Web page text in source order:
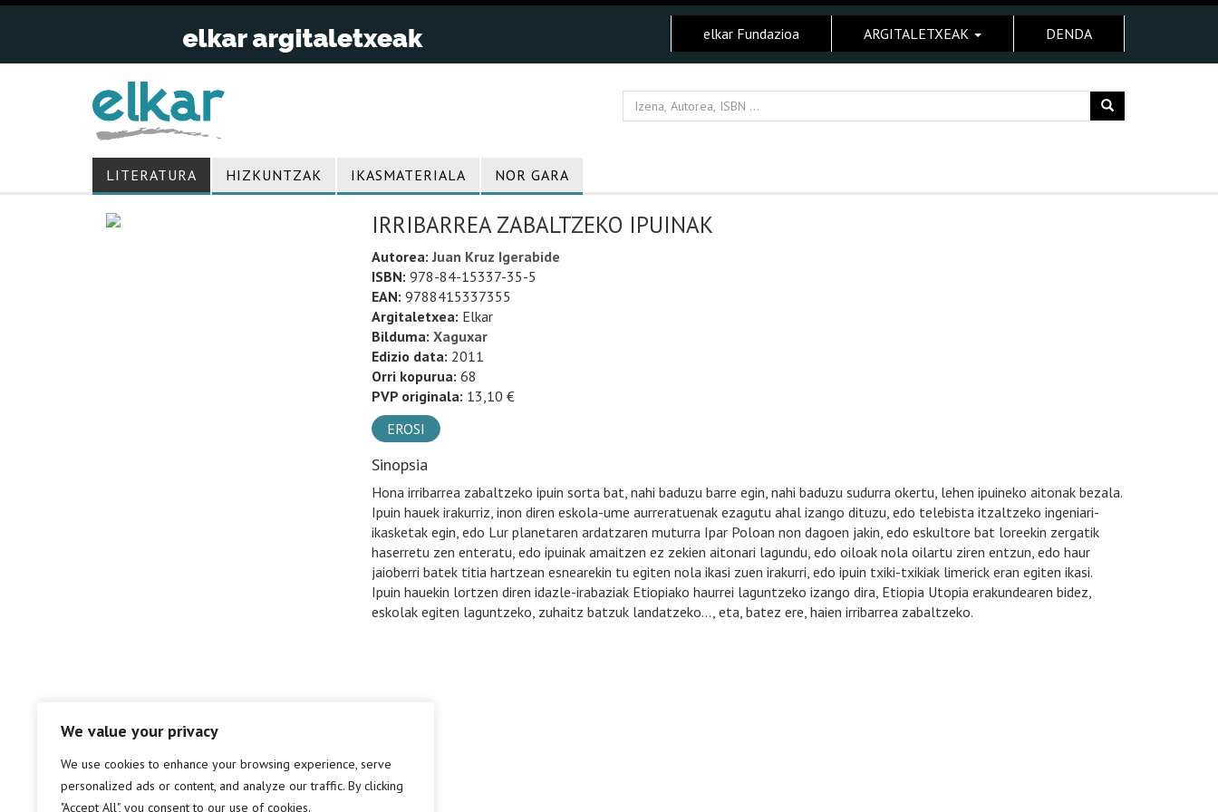
We value your privacy
We use cookies to enhance your browsing experience, serve
personalized ads or content, and analyze our traffic. By clicking
"Accept All", you consent to our use of cookies.
elkar Fundazioa ARGITALETXEAK DENDA
LITERATURA HIZKUNTZAK IKASMATERIALA NOR GARA
IRRIBARREA ZABALTZEKO IPUINAK
Autorea:Juan Kruz Igerabide
ISBN: 978-84-15337-35-5
EAN: 9788415337355
Argitaletxea: Elkar
Bilduma: Xaguxar
Edizio data: 2011
Orri kopurua: 68
PVP originala: 13,10 €
EROSI
Sinopsia
Hona irribarrea zabaltzeko ipuin sorta bat, nahi baduzu barre egin, nahi baduzu sudurra okertu, lehen ipuineko aitonak bezala.
Ipuin hauek irakurriz, inon diren eskola-ume aurreratuenak ezagutu ahal izango dituzu, edo telebista itzaltzeko ingeniari-
ikasketak egin, edo Lur planetaren ardatzaren muturra Ipar Poloan non dagoen jakin, edo eskultore bat loreekin zergatik
haserretu zen enteratu, edo ipuinak amaitzen ez zekien aitonari lagundu, edo oiloak nola oilartu ziren entzun, edo haur
jaioberri batek titia hartzean esnearekin tu egiten nola ikasi zuen irakurri, edo ipuin txiki-txikiak limerick eran egiten ikasi.
Ipuin hauekin lortzen diren idazle-irabaziak Etiopiako haurrei laguntzeko izango dira, Etiopia Utopia erakundearen bidez,
eskolak egiten laguntzeko, zuhaitz batzuk landatzeko…, eta, batez ere, haien irribarrea zabaltzeko.